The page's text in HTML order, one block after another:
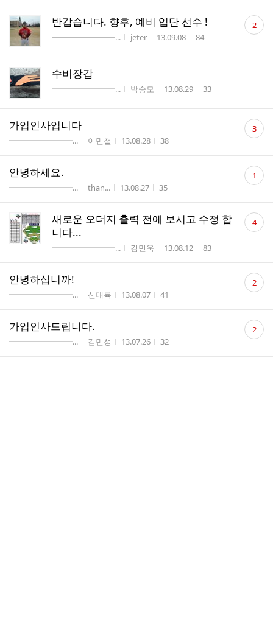
반갑습니다. 향후, 예비 입단 선수 !
게시판명
━━━━━━━━... 작성자
jeter 작성시간
13.09.08 조회수
84
댓
글 2
수비장갑
게시판명
━━━━━━━━... 작성자
박승모 작성시간
13.08.29 조회수
33
가입인사입니다
게시판명
━━━━━━━━... 작성자
이민철 작성시간
13.08.28 조회수
38
댓
글 3
안녕하세요.
게시판명
━━━━━━━━... 작성자
than... 작성시간
13.08.27 조회수
35
댓
글 1
새로운 오더지 출력 전에 보시고 수정 합
니다...
게시판명
━━━━━━━━... 작성자
김민욱 작성시간
13.08.12 조회수
83
댓
글 4
안녕하십니까!
게시판명
━━━━━━━━... 작성자
신대륙 작성시간
13.08.07 조회수
41
댓
글 2
가입인사드립니다.
게시판명
━━━━━━━━... 작성자
김민성 작성시간
13.07.26 조회수
32
댓
글 2